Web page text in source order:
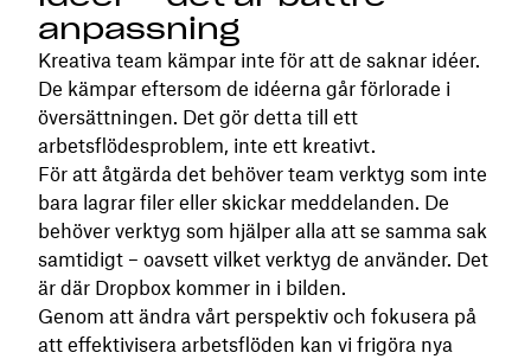
anpassning
Kreativa team kämpar inte för att de saknar idéer.
De kämpar eftersom de idéerna går förlorade i
översättningen. Det gör detta till ett
arbetsflödesproblem, inte ett kreativt.
För att åtgärda det behöver team verktyg som inte
bara lagrar filer eller skickar meddelanden. De
behöver verktyg som hjälper alla att se samma sak
samtidigt – oavsett vilket verktyg de använder. Det
är där Dropbox kommer in i bilden.
Genom att ändra vårt perspektiv och fokusera på
att effektivisera arbetsflöden kan vi frigöra nya